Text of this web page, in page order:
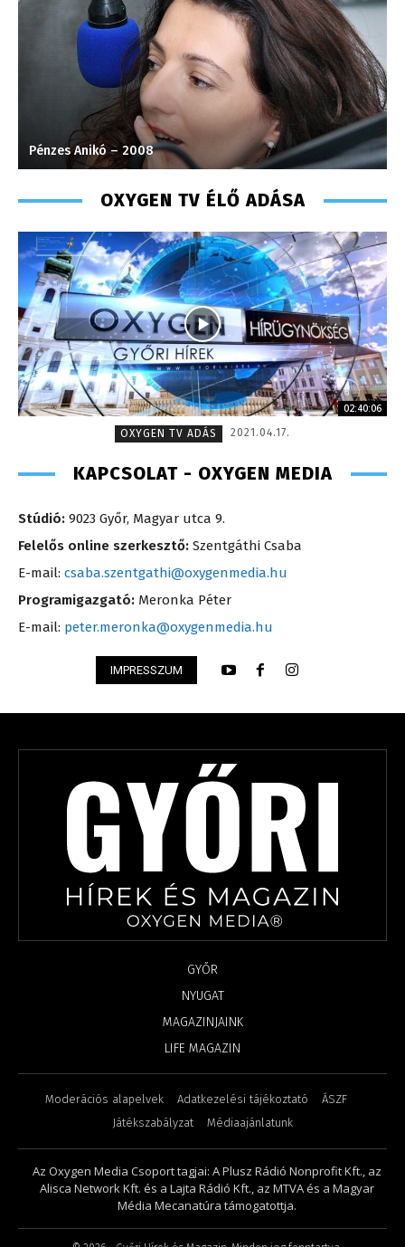
Molek Csongor – műsorvezető – 2020
OXYGEN TV ÉLŐ ADÁSA
02:40:06
OXYGEN TV ADÁS
2021.04.17.
KAPCSOLAT - OXYGEN MEDIA
Stúdió: 9023 Győr, Magyar utca 9.
Felelős online szerkesztő: Szentgáthi Csaba
E-mail: csaba.szentgathi@oxygenmedia.hu
Programigazgató: Meronka Péter
E-mail: peter.meronka@oxygenmedia.hu
IMPRESSZUM
GYŐR
NYUGAT
MAGAZINJAINK
LIFE MAGAZIN
Moderációs alapelvek Adatkezelési tájékoztató
ÁSZF
Játékszabályzat
Médiaajánlatunk
Az Oxygen Media Csoport tagjai: A Plusz Rádió Nonprofit Kft., az
Alisca Network Kft. és a Lajta Rádió Kft., az MTVA és a Magyar
Média Mecanatúra támogatottja.